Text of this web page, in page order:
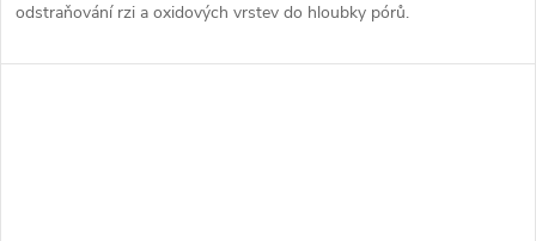
odstraňování rzi a oxidových vrstev do hloubky pórů.